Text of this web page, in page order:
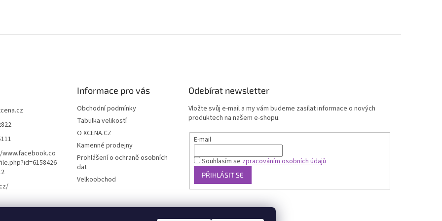
Informace pro vás
Obchodní podmínky
Tabulka velikostí
O XCENA.CZ
Kamenné prodejny
Prohlášení o ochraně osobních
dat
Velkoobchod
Odebírat newsletter
Vložte svůj e-mail a my vám budeme zasílat informace o nových
produktech na našem e-shopu.
E-mail
Souhlasím se zpracováním osobních údajů
PŘIHLÁSIT SE